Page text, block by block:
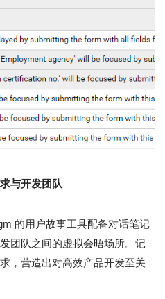
与开发团队
的用户故事工具配备对话笔记
团队之间的虚拟会晤场所。记
，营造出对高效产品开发至关